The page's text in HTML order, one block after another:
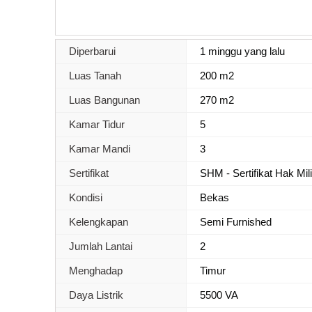
Diperbarui 1 minggu yang lalu
Luas Tanah 200 m2
Luas Bangunan 270 m2
Kamar Tidur 5
Kamar Mandi 3
Sertifikat SHM - Sertifikat Hak
Kondisi Bekas
Kelengkapan Semi Furnished
Jumlah Lantai 2
Menghadap Timur
Daya Listrik 5500 VA